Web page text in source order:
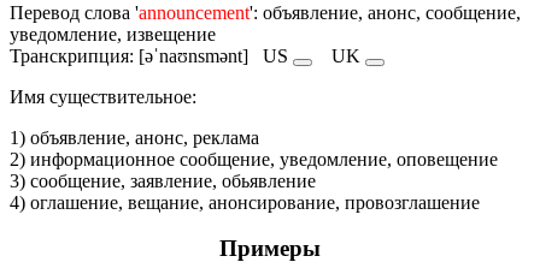
Перевод слова 'announcement': объявление, анонс, сообщение,
уведомление, извещение
Транскрипция: [əˈnaʊnsmənt] US
UK
Имя cуществительное:
1) объявление, анонс, реклама
2) информационное сообщение, уведомление, оповещение
3) сообщение, заявление, обьявление
4) оглашение, вещание, анонсирование, провозглашение
Примеры